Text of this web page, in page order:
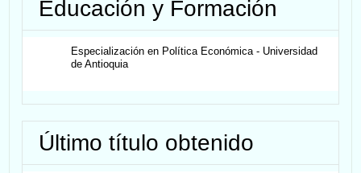
Educación y Formación
Especialización en Política Económica - Universidad
de Antioquia
Último título obtenido